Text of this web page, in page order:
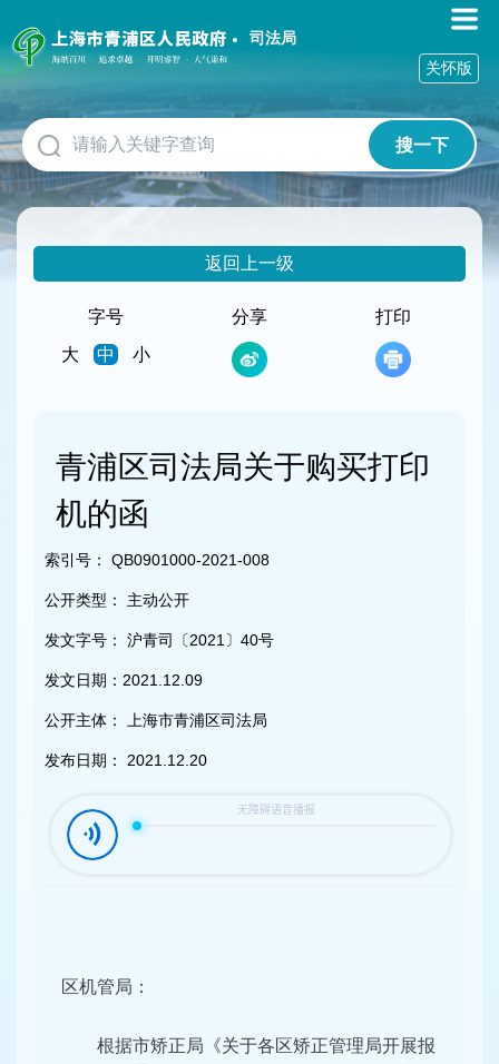
障
碍
作
说
明
跳
到
网
司法局
搜一下
关怀版
返回上一级
字号
大
中 小
分享 打印
青浦区司法局关于购买打印
机的函
索引号： QB0901000-2021-008
公开类型： 主动公开
发文字号： 沪青司〔2021〕40号
发文日期： 2021.12.09
公开主体： 上海市青浦区司法局
发布日期： 2021.12.20
区机管局：
根据市矫正局《关于各区矫正管理局开展报